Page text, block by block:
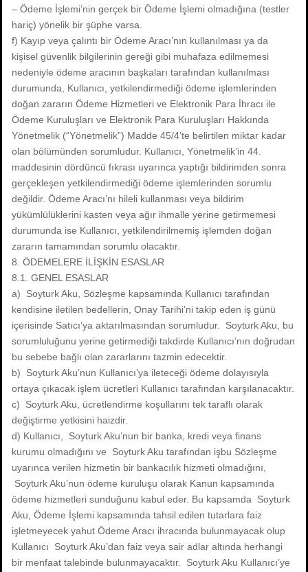
– Ödeme İşlemi’nin gerçek bir Ödeme İşlemi olmadığına (testler
hariç) yönelik bir şüphe varsa.
f) Kayıp veya çalıntı bir Ödeme Aracı’nın kullanılması ya da
kişisel güvenlik bilgilerinin gereği gibi muhafaza edilmemesi
nedeniyle ödeme aracının başkaları tarafından kullanılması
durumunda, Kullanıcı, yetkilendirmediği ödeme işlemlerinden
doğan zararın Ödeme Hizmetleri ve Elektronik Para İhracı ile
Ödeme Kuruluşları ve Elektronik Para Kuruluşları Hakkında
Yönetmelik (“Yönetmelik”) Madde 45/4’te belirtilen miktar kadar
olan bölümünden sorumludur. Kullanıcı, Yönetmelik’in 44.
maddesinin dördüncü fıkrası uyarınca yaptığı bildirimden sonra
gerçekleşen yetkilendirmediği ödeme işlemlerinden sorumlu
değildir. Ödeme Aracı’nı hileli kullanması veya bildirim
yükümlülüklerini kasten veya ağır ihmalle yerine getirmemesi
durumunda ise Kullanıcı, yetkilendirilmemiş işlemden doğan
zararın tamamından sorumlu olacaktır.
8. ÖDEMELERE İLİŞKİN ESASLAR
8.1. GENEL ESASLAR
a) Soyturk Aku, Sözleşme kapsamında Kullanıcı tarafından
kendisine iletilen bedellerin, Onay Tarihi’ni takip eden iş günü
içerisinde Satıcı’ya aktarılmasından sorumludur. Soyturk Aku, bu
sorumluluğunu yerine getirmediği takdirde Kullanıcı’nın doğrudan
bu sebebe bağlı olan zararlarını tazmin edecektir.
b) Soyturk Aku’nun Kullanıcı’ya ileteceği ödeme dolayısıyla
ortaya çıkacak işlem ücretleri Kullanıcı tarafından karşılanacaktır.
c) Soyturk Aku, ücretlendirme koşullarını tek taraflı olarak
değiştirme yetkisini haizdir.
d) Kullanıcı, Soyturk Aku’nun bir banka, kredi veya finans
kurumu olmadığını ve Soyturk Aku tarafından işbu Sözleşme
uyarınca verilen hizmetin bir bankacılık hizmeti olmadığını,
Soyturk Aku’nun ödeme kuruluşu olarak Kanun kapsamında
ödeme hizmetleri sunduğunu kabul eder. Bu kapsamda Soyturk
Aku, Ödeme İşlemi kapsamında tahsil edilen tutarlara faiz
işletmeyecek yahut Ödeme Aracı ihracında bulunmayacak olup
Kullanıcı Soyturk Aku’dan faiz veya sair adlar altında herhangi
bir menfaat talebinde bulunmayacaktır. Soyturk Aku Kullanıcı’ye